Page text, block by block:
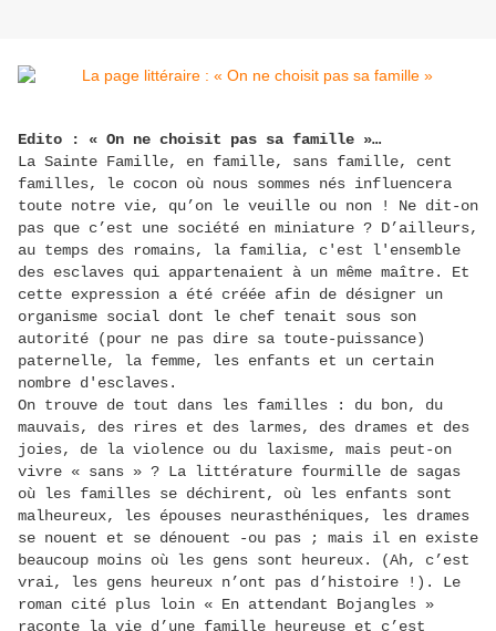
Edito : « On ne choisit pas sa famille »…
La Sainte Famille, en famille, sans famille, cent
familles, le cocon où nous sommes nés influencera
toute notre vie, qu’on le veuille ou non ! Ne dit-on
pas que c’est une société en miniature ? D’ailleurs,
au temps des romains, la familia, c'est l'ensemble
des esclaves qui appartenaient à un même maître. Et
cette expression a été créée afin de désigner un
organisme social dont le chef tenait sous son
autorité (pour ne pas dire sa toute-puissance)
paternelle, la femme, les enfants et un certain
nombre d'esclaves.
On trouve de tout dans les familles : du bon, du
mauvais, des rires et des larmes, des drames et des
joies, de la violence ou du laxisme, mais peut-on
vivre « sans » ? La littérature fourmille de sagas
où les familles se déchirent, où les enfants sont
malheureux, les épouses neurasthéniques, les drames
se nouent et se dénouent -ou pas ; mais il en existe
beaucoup moins où les gens sont heureux. (Ah, c’est
vrai, les gens heureux n’ont pas d’histoire !). Le
roman cité plus loin « En attendant Bojangles »
raconte la vie d’une famille heureuse et c’est